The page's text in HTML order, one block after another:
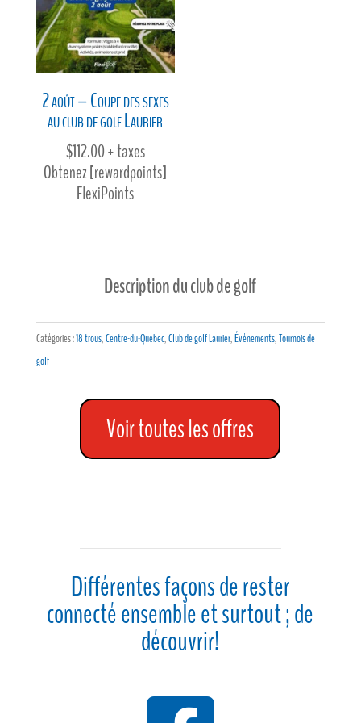
2 août – Coupe des sexes
au club de golf Laurier
$112.00+ taxes
Obtenez [rewardpoints]
FlexiPoints
Description du club de golf
Catégories :18 trous,Centre-du-Québec,Club de golf Laurier,Événements,Tournois de
golf
Voir toutes les offres
Différentes façons de rester
connecté ensemble et surtout ; de
découvrir!